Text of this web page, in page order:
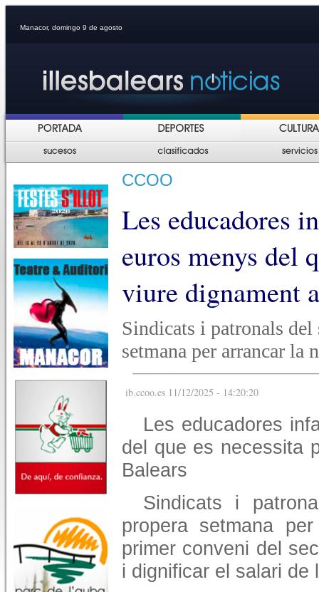
Manacor, domingo 9 de agosto
CCOO
Les educadores
euros menys del
viure dignament
Sindicats i patronals
setmana per arrancar la
ib.ccoo.es 11/12/2025 - 14:20:20
Les educadores
del que es necessita
Balears
Sindicats i
propera setmana
primer conveni del
i dignificar el salari de